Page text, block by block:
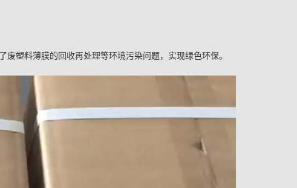
塑料薄膜的回收再处理等环境污染问题，实现绿色环保。